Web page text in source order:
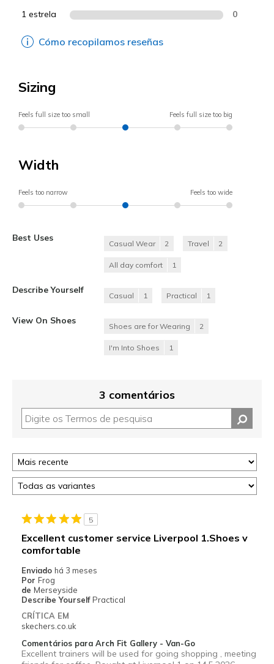
1 estrela 0
Cómo recopilamos reseñas
Sizing
Feels full size too small Feels full size too big
Width
Feels too narrow Feels too wide
Best Uses
Casual Wear 2 Travel 2
All day comfort 1
Describe Yourself
Casual 1 Practical 1
View On Shoes
Shoes are for Wearing 2
I'm Into Shoes 1
3 comentários
5
Excellent customer service Liverpool 1.Shoes v
comfortable
Enviado há 3 meses
Por Frog
de Merseyside
Describe Yourself Practical
CRÍTICA EM
skechers.co.uk
Comentários para Arch Fit Gallery - Van-Go
Excellent trainers will be used for going shopping , meeting